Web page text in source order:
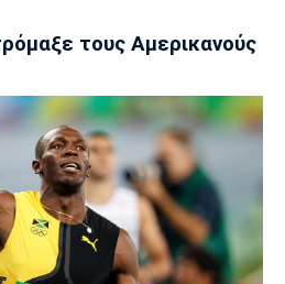
Ρεάλ
Μαδρίτης
Ατλέτικο
Μαδρίτης
τους Αμερικανούς